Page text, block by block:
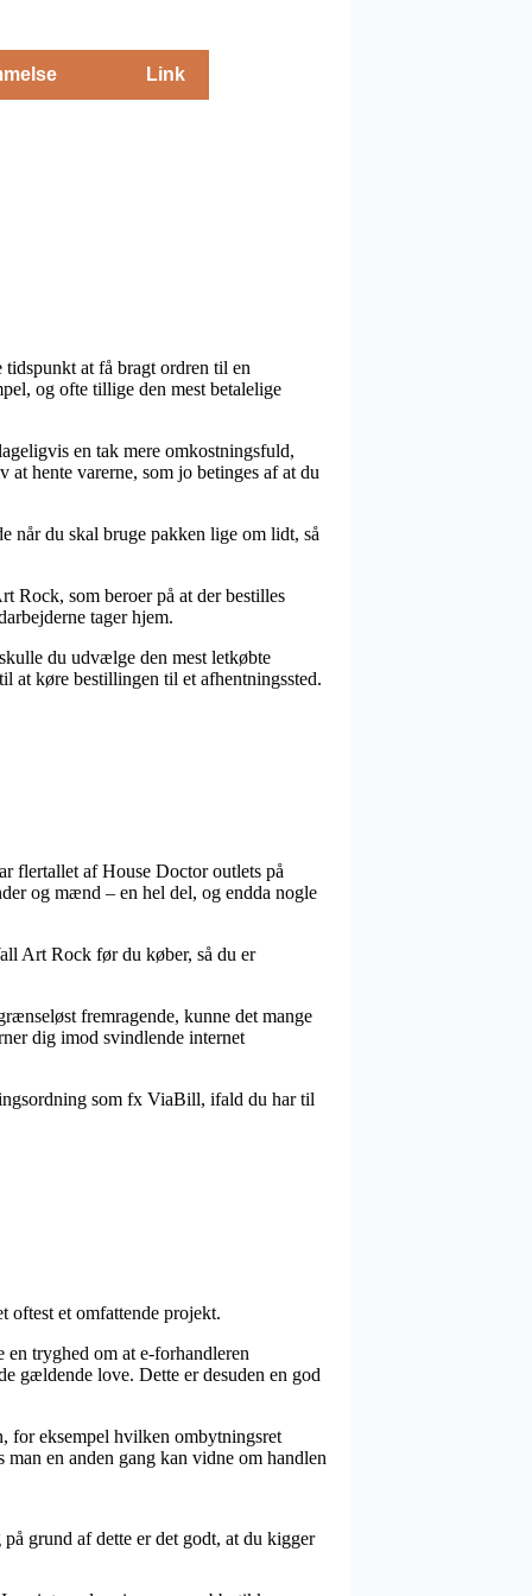
Link
at få bragt ordren til en
og ofte tillige den mest betalelige
en tak mere omkostningsfuld,
hente varerne, som jo betinges af at du
når du skal bruge pakken lige om lidt, så
Rock, som beroer på at der bestilles
tager hjem.
du udvælge den mest letkøbte
at køre bestillingen til et afhentningssted.
flertallet af House Doctor outlets på
og mænd – en hel del, og endda nogle
Art Rock før du køber, så du er
fremragende, kunne det mange
dig imod svindlende internet
som fx ViaBill, ifald du har til
oftest et omfattende projekt.
tryghed om at e-forhandleren
gældende love. Dette er desuden en god
for eksempel hvilken ombytningsret
en anden gang kan vidne om handlen
grund af dette er det godt, at du kigger